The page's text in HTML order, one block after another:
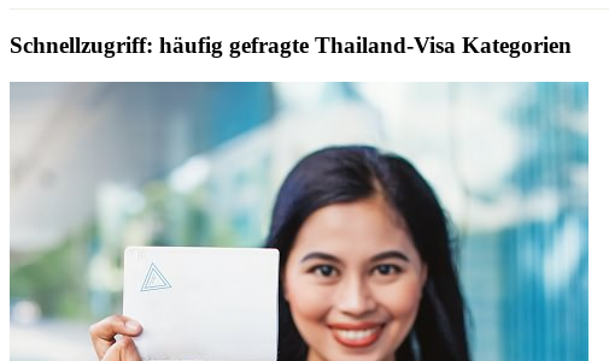
Schnellzugriff: häufig gefragte Thailand-Visa Kategorien